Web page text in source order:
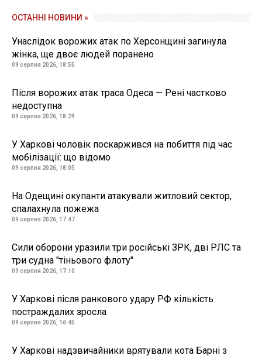
ОСТАННІ НОВИНИ »
Унаслідок ворожих атак по Херсонщині загинула
жінка, ще двоє людей поранено
09 серпня 2026, 18:55
Після ворожих атак траса Одеса — Рені частково
недоступна
09 серпня 2026, 18:29
У Харкові чоловік поскаржився на побиття під час
мобілізації: що відомо
09 серпня 2026, 18:05
На Одещині окупанти атакували житловий сектор,
спалахнула пожежа
09 серпня 2026, 17:47
Сили оборони уразили три російські ЗРК, дві РЛС та
три судна "тіньового флоту"
09 серпня 2026, 17:10
У Харкові після ранкового удару РФ кількість
постраждалих зросла
09 серпня 2026, 16:45
У Харкові надзвичайники врятували кота Барні з